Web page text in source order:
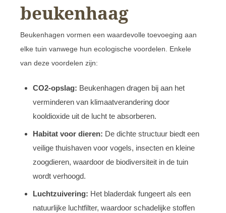
beukenhaag
Beukenhagen vormen een waardevolle toevoeging aan
elke tuin vanwege hun ecologische voordelen. Enkele
van deze voordelen zijn:
CO2-opslag: Beukenhagen dragen bij aan het
verminderen van klimaatverandering door
kooldioxide uit de lucht te absorberen.
Habitat voor dieren: De dichte structuur biedt een
veilige thuishaven voor vogels, insecten en kleine
zoogdieren, waardoor de biodiversiteit in de tuin
wordt verhoogd.
Luchtzuivering: Het bladerdak fungeert als een
natuurlijke luchtfilter, waardoor schadelijke stoffen